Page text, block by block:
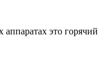
это горячий